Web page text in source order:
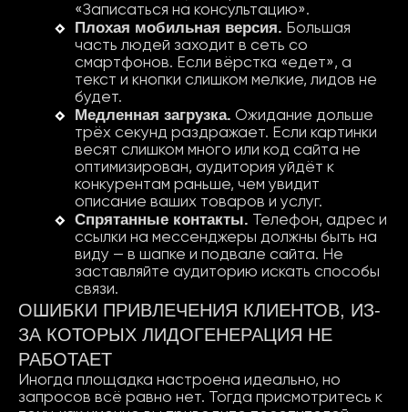
«Записаться на консультацию».
Плохая мобильная версия. Большая
часть людей заходит в сеть со
смартфонов. Если вёрстка «едет», а
текст и кнопки слишком мелкие, лидов не
будет.
Медленная загрузка. Ожидание дольше
трёх секунд раздражает. Если картинки
весят слишком много или код сайта не
оптимизирован, аудитория уйдёт к
конкурентам раньше, чем увидит
описание ваших товаров и услуг.
Спрятанные контакты. Телефон, адрес и
ссылки на мессенджеры должны быть на
виду — в шапке и подвале сайта. Не
заставляйте аудиторию искать способы
связи.
ОШИБКИ ПРИВЛЕЧЕНИЯ КЛИЕНТОВ, ИЗ-
ЗА КОТОРЫХ ЛИДОГЕНЕРАЦИЯ НЕ
РАБОТАЕТ
Иногда площадка настроена идеально, но
запросов всё равно нет. Тогда присмотритесь к